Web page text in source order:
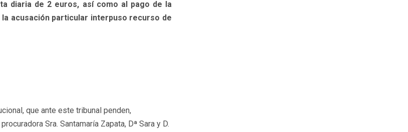
diaria de 2 euros, así como al pago de la
acusación particular interpuso recurso de
que ante este tribunal penden,
Sra. Santamaría Zapata, Dª Sara y D.